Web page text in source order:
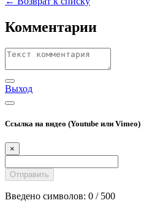
Комментарии
Выход
Ссылка на видео (Youtube или Vimeo)
×
Введено символов: 0 / 500